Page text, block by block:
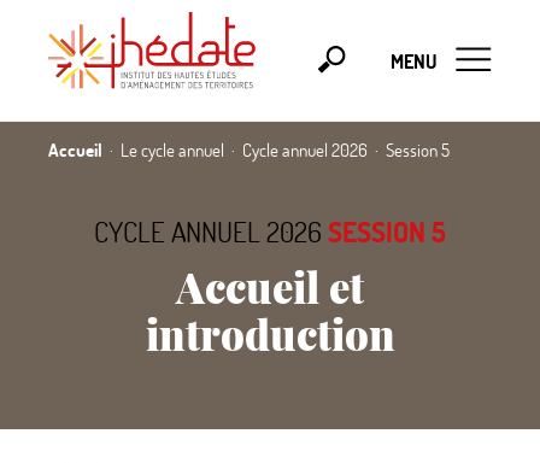
MENU
Accueil Le cycle annuel Cycle annuel 2026 Session 5
CYCLE ANNUEL 2026 SESSION 5
Accueil et
introduction